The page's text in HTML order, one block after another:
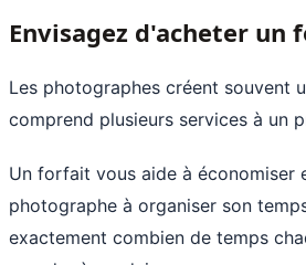
Envisagez d'acheter un
Les photographes créent souvent
comprend plusieurs services à un
Un forfait vous aide à économiser
photographe à organiser son
exactement combien de temps